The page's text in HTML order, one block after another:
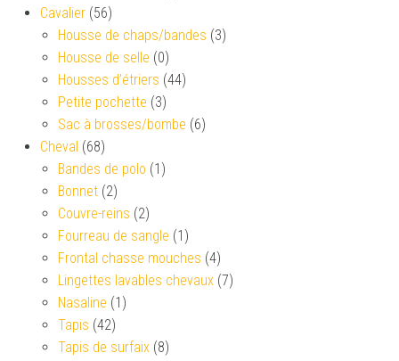
Cavalier (56)
Housse de chaps/bandes (3)
Housse de selle (0)
Housses d’étriers (44)
Petite pochette (3)
Sac à brosses/bombe (6)
Cheval (68)
Bandes de polo (1)
Bonnet (2)
Couvre-reins (2)
Fourreau de sangle (1)
Frontal chasse mouches (4)
Lingettes lavables chevaux (7)
Nasaline (1)
Tapis (42)
Tapis de surfaix (8)